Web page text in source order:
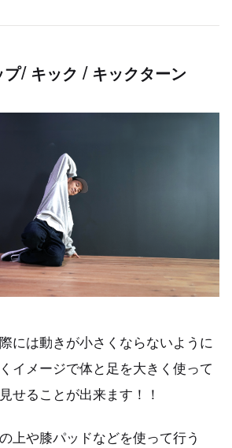
/ キック / キックターン
には動きが小さくならないように
イメージで体と足を大きく使って
せることが出来ます！！
上や膝パッドなどを使って行う